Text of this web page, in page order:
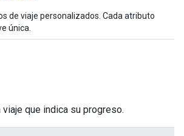
de viaje personalizados. Cada atributo
única.
que indica su progreso.